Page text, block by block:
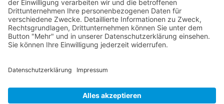
Impressum
Datenschutzerklärung
B-17 Fan Store
Links
UNTERSTÜTZEN
Gefällt Ihnen diese Website über die B-17 Flying